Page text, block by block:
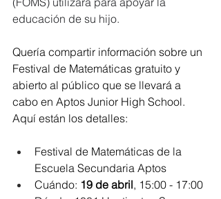
educación de su hijo.
Quería compartir información sobre un
Festival de Matemáticas gratuito y
abierto al público que se llevará a
cabo en Aptos Junior High School.
Aquí están los detalles:
Festival de Matemáticas de la
Escuela Secundaria Aptos
Cuándo: 19 de abril, 15:00 - 17:00